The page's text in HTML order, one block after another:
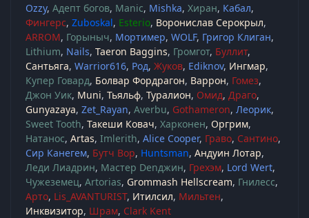
Ozzy Адепт богов Manic Mishka Хиран Кабал
Фингерс Zuboskal Esterio Воронислав Серокрыл
ARROM Горыныч Мортимер WOLF Григор Клиган
Lithium Nails Taeron Baggins Громгот Буллит
Сантьяга Warrior616 Род Жуков Ediknov Ингмар
Купер Говард Болвар Фордрагон Варрон Гомез
Джон Уик Muni Тьяльф Туралион Омид Драго
Gunyazaya Zet_Rayan Averbu Gothameron Леорик
Sweet Tooth Такеши Ковач Харконен Оргрим
Натанос Artas Imlerith Alice Cooper Граво Сантино
Сир Канегем Бутч Вор Huntsman Андуин Лотар
Леди Лиадрин Мастер Denджин Грехэм Lord Wert
Чужеземец Artorias Grommash Hellscream Гнилесс
Арто Lis_AVANTURIST Итилсил Мильтен
Инквизитор Шрам Clark Kent